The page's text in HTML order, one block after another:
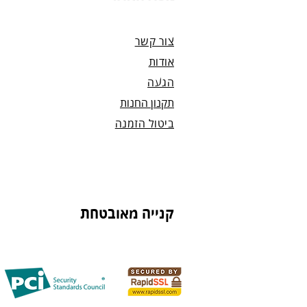
צור קשר
אודות
הגעה
תקנון החנות
ביטול הזמנה
קנייה מאובטחת